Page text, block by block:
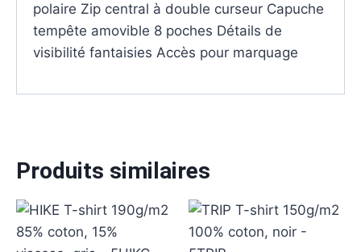
polaire Zip central à double curseur Capuche
tempête amovible 8 poches Détails de
visibilité fantaisies Accès pour marquage
Produits similaires